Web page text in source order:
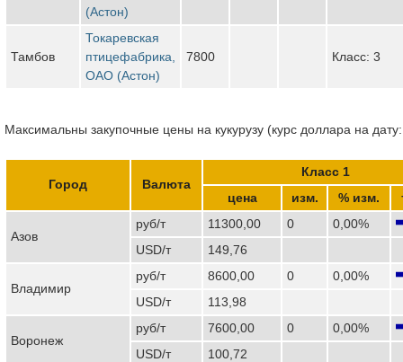
(Астон)
Тамбов
Токаревская
птицефабрика,
ОАО (Астон)
7800 Класс: 3
Максимальны закупочные цены на кукурузу (курс доллара на
Город Валюта
Класс 1
цена
изм. % изм.
Азов
руб/т 11300,00 0
0,00%
USD/т
149,76
Владимир
руб/т 8600,00 0
0,00%
USD/т
113,98
Воронеж
руб/т 7600,00 0
0,00%
USD/т
100,72